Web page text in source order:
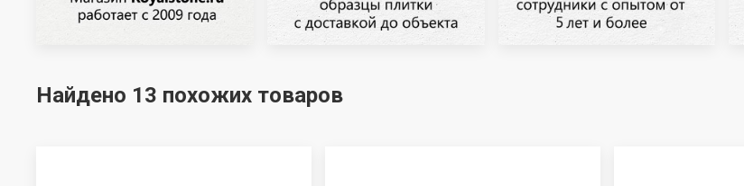
Найдено 13 похожих товаров